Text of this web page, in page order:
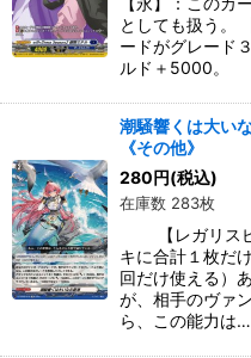
としても扱う。
ードがグレード
ルド＋5000。
潮騒響くは大い
《その他》
280円(税込)
在庫数 283枚
【レガリスピ
キに合計１枚だ
回だけ使える）
が、相手のヴァ
ら、この能力は…